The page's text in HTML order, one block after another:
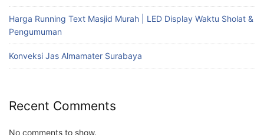
Harga Running Text Masjid Murah | LED Display Waktu Sholat &
Pengumuman
Konveksi Jas Almamater Surabaya
Recent Comments
No comments to show.